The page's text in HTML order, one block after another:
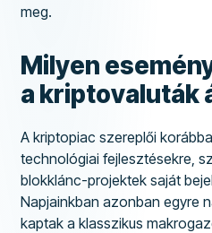
meg.
Milyen
a kriptovaluták
A kriptopiac szereplői
technológiai fejlesztésekre,
blokklánc-projektek saját
Napjainkban azonban egyre
kaptak a klasszikus